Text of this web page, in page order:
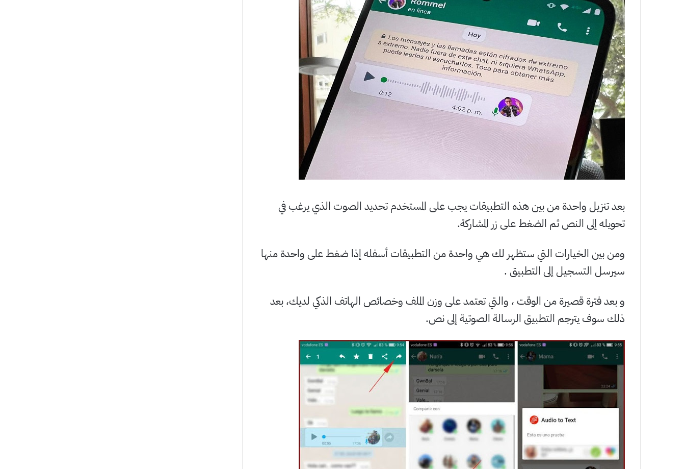
بعد تنزيل واحدة من بين هذه التطبيقات يجب على المستخدم تحديد الصوت الذي يرغب في
تحويله إلى النص ثم الضغط على زر المشاركة.
ومن بين الخيارات التي ستظهر لك هي واحدة من التطبيقات أسفله إذا ضغط على واحدة منها
سيرسل التسجيل إلى التطبيق .
و بعد فترة قصيرة من الوقت ، والتي تعتمد على وزن الملف وخصائص الهاتف الذكي لديك، بعد
ذلك سوف يترجم التطبيق الرسالة الصوتية إلى نص.